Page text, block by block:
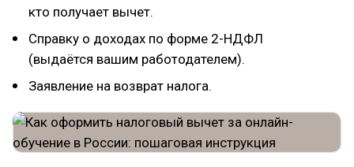
кто получает вычет.
Справку о доходах по форме 2-НДФЛ
(выдаётся вашим работодателем).
Заявление на возврат налога.